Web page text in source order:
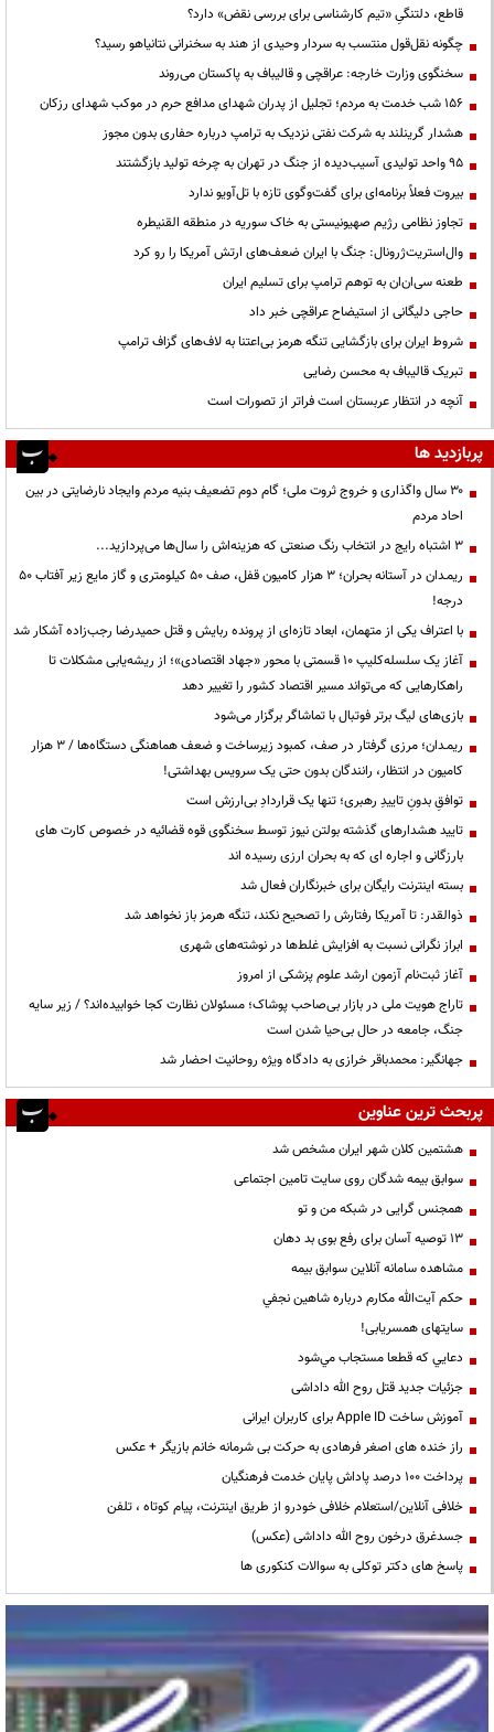
قاطع، دلتنگیِ «تیم کارشناسی برای بررسی نقض» دارد؟
چگونه نقل‌قول منتسب به سردار وحیدی از هند به سخنرانی نتانیاهو رسید؟
سخنگوی وزارت خارجه: عراقچی و قالیباف به پاکستان می‌روند
۱۵۶ شب خدمت به مردم؛ تجلیل از پدران شهدای مدافع حرم در موکب شهدای رزکان
هشدار گرینلند به شرکت نفتی نزدیک به ترامپ درباره حفاری بدون مجوز
95 واحد تولیدی آسیب‌دیده از جنگ در تهران به چرخه تولید بازگشتند
بیروت فعلاً برنامه‌ای برای گفت‌وگوی تازه با تل‌آویو ندارد
تجاوز نظامی رژیم صهیونیستی به خاک سوریه در منطقه القنیطره
وال‌استریت‌ژرونال: جنگ با ایران ضعف‌های ارتش آمریکا را رو کرد
طعنه سی‌ان‌ان به توهم ترامپ برای تسلیم ایران
حاجی دلیگانی از استیضاح عراقچی خبر داد
شروط ایران برای بازگشایی تنگه هرمز بی‌اعتنا به لاف‌های گزاف ترامپ
تبریک قالیباف به محسن رضایی
آنچه در انتظار عربستان است فراتر از تصورات است
پربازدید ها
۳۰ سال واگذاری و خروج ثروت ملی؛ گام دوم تضعیف بنیه مردم وایجاد نارضایتی در بین
احاد مردم
3 اشتباه رایج در انتخاب رنگ صنعتی که هزینه‌اش را سال‌ها می‌پردازید...
ریمـدان در آستانه بحران؛ ۳ هزار کامیون قفل، صف ۵۰ کیلومتری و گاز مایع زیر آفتاب ۵۰
درجه!
با اعتراف یکی از متهمان، ابعاد تازه‌ای از پرونده ربایش و قتل حمیدرضا رجب‌زاده آشکار شد
آغاز یک سلسله‌کلیپ ۱۰ قسمتی با محور «جهاد اقتصادی»؛ از ریشه‌یابی مشکلات تا
راهکارهایی که می‌تواند مسیر اقتصاد کشور را تغییر دهد
بازی‌های لیگ برتر فوتبال با تماشاگر برگزار می‌شود
ریمـدان؛ مرزی گرفتار در صف، کمبود زیرساخت و ضعف هماهنگی دستگاه‌ها / ۳ هزار
کامیون در انتظار، رانندگان بدون حتی یک سرویس بهداشتی!
توافقِ بدونِ تاییدِ رهبری؛ تنها یک قراردادِ بی‌ارزش است
تایید هشدارهای گذشته بولتن نیوز توسط سخنگوی قوه قضائیه در خصوص کارت های
بارزگانی و اجاره ای که به بحران ارزی رسیده اند
بسته اینترنت رایگان برای خبرنگاران فعال شد
ذوالقدر: تا آمریکا رفتارش را تصحیح نکند، تنگه هرمز باز نخواهد شد
ابراز نگرانی نسبت به افزایش غلط‌ها در نوشته‌های شهری
آغاز ثبت‌نام آزمون ارشد علوم پزشکی از امروز
تاراج هویت ملی در بازار بی‌صاحب پوشاک؛ مسئولان نظارت کجا خوابیده‌اند؟ / زیر سایه
جنگ، جامعه در حال بی‌حیا شدن است
جهانگیر: محمدباقر خرازی به دادگاه ویژه روحانیت احضار شد
پربحث ترین عناوین
هشتمین کلان شهر ایران مشخص شد
سوابق بیمه شدگان روی سایت تامین اجتماعی
همجنس گرایی در شبکه من و تو
13 توصیه آسان برای رفع بوی بد دهان
مشاهده سامانه آنلاين سوابق بیمه
حكم آيت‌الله مكارم درباره شاهين نجفي
سایتهای همسریابی!
دعايي كه قطعا مستجاب مي‌شود
جزئیات جدید قتل روح الله داداشی
آموزش ساخت Apple ID برای کاربران ایرانی
راز خنده های اصغر فرهادی به حرکت بی شرمانه خانم بازیگر + عکس
پرداخت ۱۰۰ درصد پاداش پایان خدمت فرهنگیان
خلافی آنلاین/استعلام خلافی خودرو از طریق اینترنت، پیام کوتاه ، تلفن
جسدغرق درخون روح الله داداشی (عکس)
پاسخ های دکتر توکلی به سوالات کنکوری ها